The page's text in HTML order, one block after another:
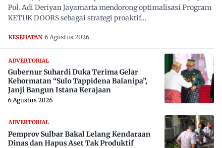
Pol. Adi Deriyan Jayamarta mendorong optimalisasi Program
KETUK DOORS sebagai strategi proaktif…
KESEHATAN 6 Agustus 2026
ADVERTORIAL
Gubernur Suhardi Duka Terima Gelar
Kehormatan “Sulo Tappidena Balanipa”,
Janji Bangun Istana Kerajaan
6 Agustus 2026
ADVERTORIAL
Pemprov Sulbar Bakal Lelang Kendaraan
Dinas dan Hapus Aset Tak Produktif